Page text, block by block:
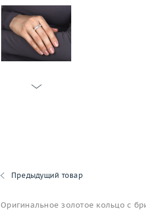
Предыдущий товар
Оригинальное золотое кольцо с